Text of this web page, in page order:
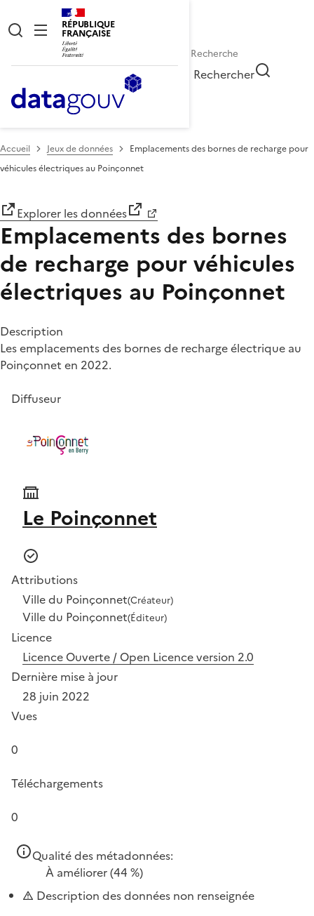
RÉPUBLIQUE
FRANÇAISE
Rechercher
Accueil Jeux de données
Emplacements des bornes de recharge pour
véhicules électriques au Poinçonnet
Explorer les données
Emplacements des bornes
de recharge pour véhicules
électriques au Poinçonnet
Description
Les emplacements des bornes de recharge électrique au
Poinçonnet en 2022.
Diffuseur
Le Poinçonnet
Attributions
Ville du Poinçonnet(Créateur)
Ville du Poinçonnet(Éditeur)
Licence
Licence Ouverte / Open Licence version 2.0
Dernière mise à jour
28 juin 2022
Vues
0
Téléchargements
0
Qualité des métadonnées:
À améliorer(44 %)
Description des données non renseignée